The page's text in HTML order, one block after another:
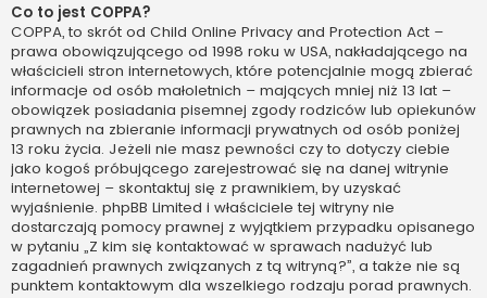
Co to jest COPPA?
COPPA, to skrót od Child Online Privacy and Protection Act –
prawa obowiązującego od 1998 roku w USA, nakładającego na
właścicieli stron internetowych, które potencjalnie mogą zbierać
informacje od osób małoletnich – mających mniej niż 13 lat –
obowiązek posiadania pisemnej zgody rodziców lub opiekunów
prawnych na zbieranie informacji prywatnych od osób poniżej
13 roku życia. Jeżeli nie masz pewności czy to dotyczy ciebie
jako kogoś próbującego zarejestrować się na danej witrynie
internetowej – skontaktuj się z prawnikiem, by uzyskać
wyjaśnienie. phpBB Limited i właściciele tej witryny nie
dostarczają pomocy prawnej z wyjątkiem przypadku opisanego
w pytaniu „Z kim się kontaktować w sprawach nadużyć lub
zagadnień prawnych związanych z tą witryną?”, a także nie są
punktem kontaktowym dla wszelkiego rodzaju porad prawnych.